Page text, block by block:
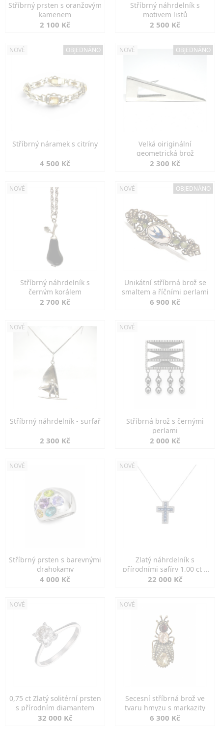
Stříbrný prsten s oranžovým
kamenem
2 100 Kč
Stříbrný náhrdelník s
motivem listů
2 500 Kč
NOVÉ OBJEDNÁNO
Stříbrný náramek s citríny
4 500 Kč
NOVÉ OBJEDNÁNO
Velká oiriginální
geometrická brož
2 300 Kč
NOVÉ
Stříbrný náhrdelník s
černým korálem
2 700 Kč
NOVÉ OBJEDNÁNO
Unikátní stříbrná brož se
smaltem a říčními perlami
6 900 Kč
NOVÉ
Stříbrný náhrdelník - surfař
2 300 Kč
NOVÉ
Stříbrná brož s černými
perlami
2 000 Kč
NOVÉ
Stříbrný prsten s barevnými
drahokamy
4 000 Kč
NOVÉ
Zlatý náhrdelník s
přírodními safíry 1,00 ct a
diamanty
22 000 Kč
NOVÉ
0,75 ct Zlatý solitérní prsten
s přírodním diamantem
32 000 Kč
NOVÉ
Secesní stříbrná brož ve
tvaru hmyzu s markazity
6 300 Kč